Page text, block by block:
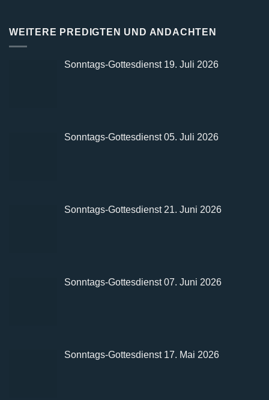
WEITERE PREDIGTEN UND ANDACHTEN
Sonntags-Gottesdienst 19. Juli 2026
Sonntags-Gottesdienst 05. Juli 2026
Sonntags-Gottesdienst 21. Juni 2026
Sonntags-Gottesdienst 07. Juni 2026
Sonntags-Gottesdienst 17. Mai 2026